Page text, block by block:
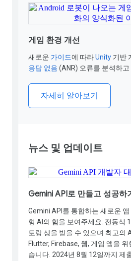
게임 환경 개선
새로운 가이드에 따라Unity기반
응답 없음 (ANR) 오류를 분석하고
자세히 알아보기
뉴스 및 업데이트
Gemini API로 만들고 성공하
Gemini API를 통합하는 새로운
형 AI의 힘을 보여주세요. 전동식
토랑 상을 받을 수 있으며 최고의
Flutter, Firebase, 웹, 게임 앱을
습니다. 2024년 8월 12일까지 제